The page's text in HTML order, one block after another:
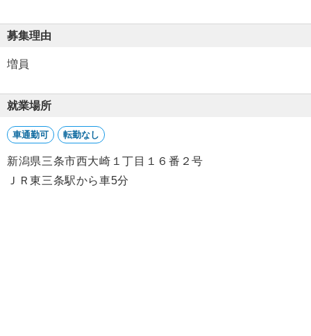
募集理由
増員
就業場所
車通勤可 転勤なし
新潟県三条市西大崎１丁目１６番２号
ＪＲ東三条駅から車5分